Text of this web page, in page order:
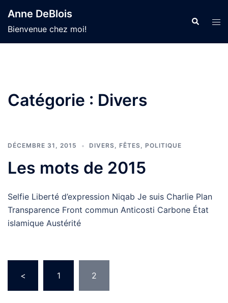
au
contenu
Anne DeBlois
Bienvenue chez moi!
Catégorie : Divers
DÉCEMBRE 31, 2015 DIVERS, FÊTES, POLITIQUE
Les mots de 2015
Selfie Liberté d’expression Niqab Je suis Charlie Plan
Transparence Front commun Anticosti Carbone État
islamique Austérité
des
publications
< 1 2